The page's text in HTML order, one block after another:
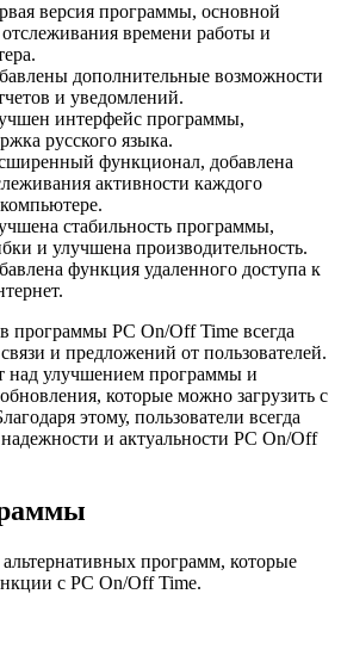
версия программы, основной
времени работы и
дополнительные возможности
и уведомлений.
интерфейс программы,
русского языка.
функционал, добавлена
активности каждого
стабильность программы,
и улучшена производительность.
функция удаленного доступа к
программы PC On/Off Time всегда
и предложений от пользователей.
над улучшением программы и
которые можно загрузить с
этому, пользователи всегда
и актуальности PC On/Off
программ, которые
с PC On/Off Time.